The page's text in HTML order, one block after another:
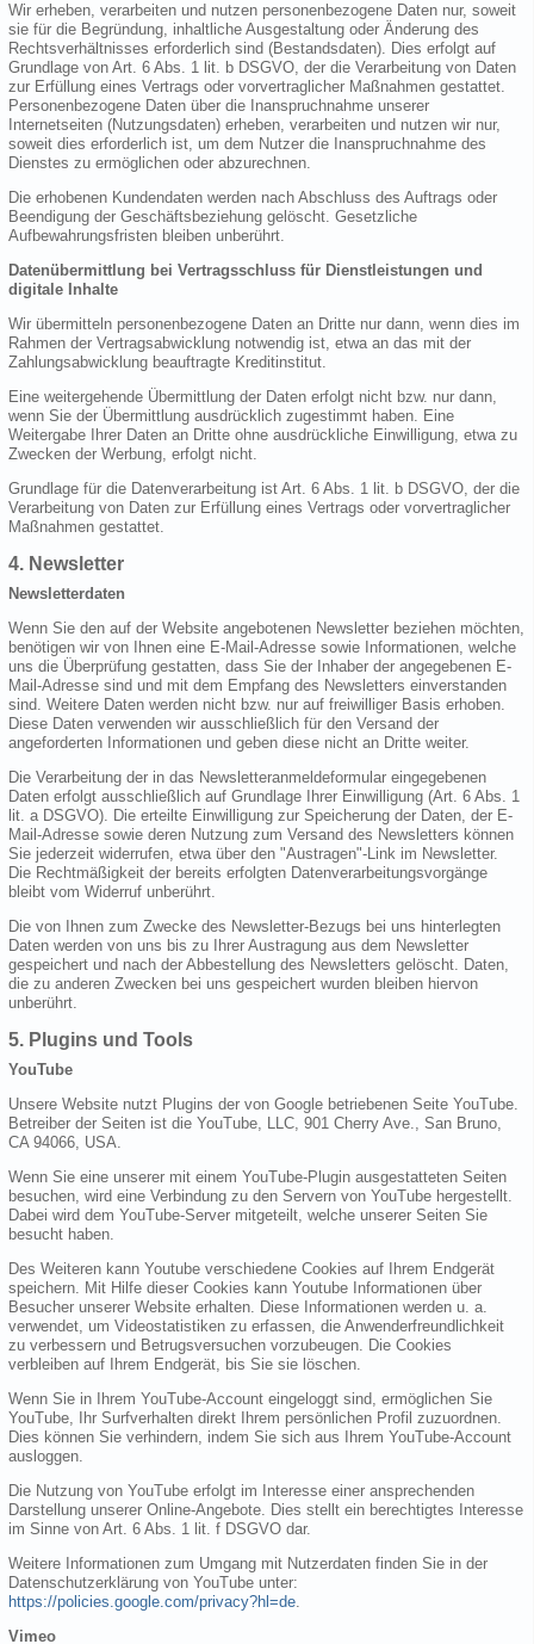
Wir erheben, verarbeiten und nutzen personenbezogene Daten nur, soweit
sie für die Begründung, inhaltliche Ausgestaltung oder Änderung des
Rechtsverhältnisses erforderlich sind (Bestandsdaten). Dies erfolgt auf
Grundlage von Art. 6 Abs. 1 lit. b DSGVO, der die Verarbeitung von Daten
zur Erfüllung eines Vertrags oder vorvertraglicher Maßnahmen gestattet.
Personenbezogene Daten über die Inanspruchnahme unserer
Internetseiten (Nutzungsdaten) erheben, verarbeiten und nutzen wir nur,
soweit dies erforderlich ist, um dem Nutzer die Inanspruchnahme des
Dienstes zu ermöglichen oder abzurechnen.
Die erhobenen Kundendaten werden nach Abschluss des Auftrags oder
Beendigung der Geschäftsbeziehung gelöscht. Gesetzliche
Aufbewahrungsfristen bleiben unberührt.
Datenübermittlung bei Vertragsschluss für Dienstleistungen und
digitale Inhalte
Wir übermitteln personenbezogene Daten an Dritte nur dann, wenn dies im
Rahmen der Vertragsabwicklung notwendig ist, etwa an das mit der
Zahlungsabwicklung beauftragte Kreditinstitut.
Eine weitergehende Übermittlung der Daten erfolgt nicht bzw. nur dann,
wenn Sie der Übermittlung ausdrücklich zugestimmt haben. Eine
Weitergabe Ihrer Daten an Dritte ohne ausdrückliche Einwilligung, etwa zu
Zwecken der Werbung, erfolgt nicht.
Grundlage für die Datenverarbeitung ist Art. 6 Abs. 1 lit. b DSGVO, der die
Verarbeitung von Daten zur Erfüllung eines Vertrags oder vorvertraglicher
Maßnahmen gestattet.
4. Newsletter
Newsletterdaten
Wenn Sie den auf der Website angebotenen Newsletter beziehen möchten,
benötigen wir von Ihnen eine E-Mail-Adresse sowie Informationen, welche
uns die Überprüfung gestatten, dass Sie der Inhaber der angegebenen E-
Mail-Adresse sind und mit dem Empfang des Newsletters einverstanden
sind. Weitere Daten werden nicht bzw. nur auf freiwilliger Basis erhoben.
Diese Daten verwenden wir ausschließlich für den Versand der
angeforderten Informationen und geben diese nicht an Dritte weiter.
Die Verarbeitung der in das Newsletteranmeldeformular eingegebenen
Daten erfolgt ausschließlich auf Grundlage Ihrer Einwilligung (Art. 6 Abs. 1
lit. a DSGVO). Die erteilte Einwilligung zur Speicherung der Daten, der E-
Mail-Adresse sowie deren Nutzung zum Versand des Newsletters können
Sie jederzeit widerrufen, etwa über den "Austragen"-Link im Newsletter.
Die Rechtmäßigkeit der bereits erfolgten Datenverarbeitungsvorgänge
bleibt vom Widerruf unberührt.
Die von Ihnen zum Zwecke des Newsletter-Bezugs bei uns hinterlegten
Daten werden von uns bis zu Ihrer Austragung aus dem Newsletter
gespeichert und nach der Abbestellung des Newsletters gelöscht. Daten,
die zu anderen Zwecken bei uns gespeichert wurden bleiben hiervon
unberührt.
5. Plugins und Tools
YouTube
Unsere Website nutzt Plugins der von Google betriebenen Seite YouTube.
Betreiber der Seiten ist die YouTube, LLC, 901 Cherry Ave., San Bruno,
CA 94066, USA.
Wenn Sie eine unserer mit einem YouTube-Plugin ausgestatteten Seiten
besuchen, wird eine Verbindung zu den Servern von YouTube hergestellt.
Dabei wird dem YouTube-Server mitgeteilt, welche unserer Seiten Sie
besucht haben.
Des Weiteren kann Youtube verschiedene Cookies auf Ihrem Endgerät
speichern. Mit Hilfe dieser Cookies kann Youtube Informationen über
Besucher unserer Website erhalten. Diese Informationen werden u. a.
verwendet, um Videostatistiken zu erfassen, die Anwenderfreundlichkeit
zu verbessern und Betrugsversuchen vorzubeugen. Die Cookies
verbleiben auf Ihrem Endgerät, bis Sie sie löschen.
Wenn Sie in Ihrem YouTube-Account eingeloggt sind, ermöglichen Sie
YouTube, Ihr Surfverhalten direkt Ihrem persönlichen Profil zuzuordnen.
Dies können Sie verhindern, indem Sie sich aus Ihrem YouTube-Account
ausloggen.
Die Nutzung von YouTube erfolgt im Interesse einer ansprechenden
Darstellung unserer Online-Angebote. Dies stellt ein berechtigtes Interesse
im Sinne von Art. 6 Abs. 1 lit. f DSGVO dar.
Weitere Informationen zum Umgang mit Nutzerdaten finden Sie in der
Datenschutzerklärung von YouTube unter:
https://policies.google.com/privacy?hl=de
Vimeo